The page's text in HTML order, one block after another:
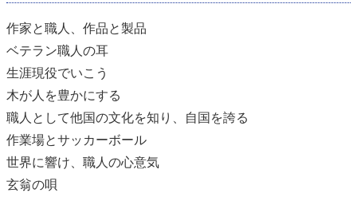
作家と職人、作品と製品
ベテラン職人の耳
生涯現役でいこう
木が人を豊かにする
職人として他国の文化を知り、自国を誇る
作業場とサッカーボール
世界に響け、職人の心意気
玄翁の唄